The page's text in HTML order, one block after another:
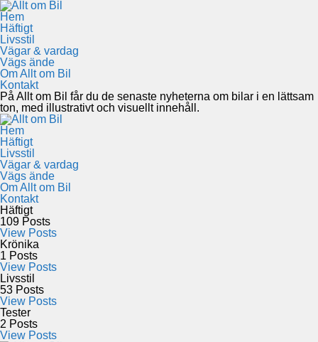
Hem
Häftigt
Livsstil
Vägar & vardag
Vägs ände
Om Allt om Bil
Kontakt
På Allt om Bil får du de senaste nyheterna om bilar i en lättsam
ton, med illustrativt och visuellt innehåll.
Hem
Häftigt
Livsstil
Vägar & vardag
Vägs ände
Om Allt om Bil
Kontakt
Häftigt
109 Posts
View Posts
Krönika
1 Posts
View Posts
Livsstil
53 Posts
View Posts
Tester
2 Posts
View Posts